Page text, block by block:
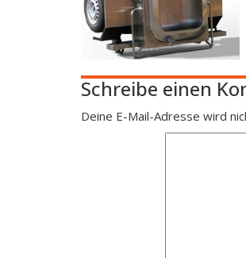
Schreibe einen
Deine E-Mail-Adresse wird